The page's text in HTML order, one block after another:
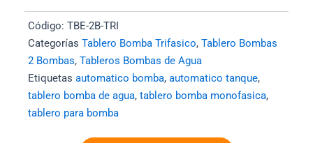
cantidad
Código: TBE-2B-TRI
Categorías Tablero Bomba Trifasico, Tablero Bombas
2 Bombas, Tableros Bombas de Agua
Etiquetas automatico bomba, automatico tanque,
tablero bomba de agua, tablero bomba monofasica,
tablero para bomba